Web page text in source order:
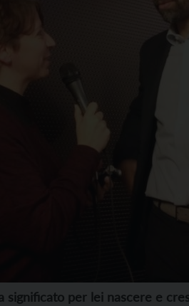
significato per lei nascere e